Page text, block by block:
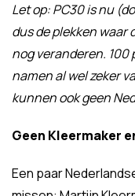
Let op: PC30 is nu
dus de plekken waar
nog veranderen.
namen al wel zeker
kunnen ook geen
Geen Kleermaker
Een paar